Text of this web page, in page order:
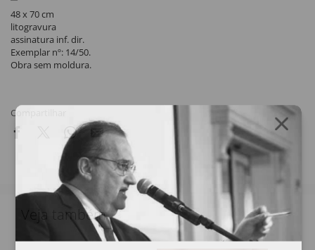
48 x 70 cm
litogravura
assinatura inf. dir.
Exemplar nº: 14/50.
Obra sem moldura.
Compartilhar
Veja também